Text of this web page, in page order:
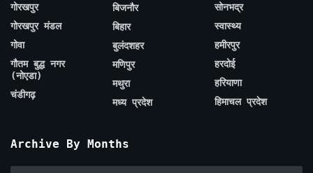
गोरखपुर
गोरखपुर मंडल
गोवा
गौतम बुद्ध नगर
(नोएडा)
चंडीगढ़
बिजनौर
बिहार
बुलंदशहर
मणिपुर
मथुरा
मध्य प्रदेश
सोनभद्र
स्वास्थ्य
हमीरपुर
हरदोई
हरियाणा
हिमाचल प्रदेश
Archive By Months